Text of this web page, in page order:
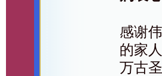
感谢
的家
万古